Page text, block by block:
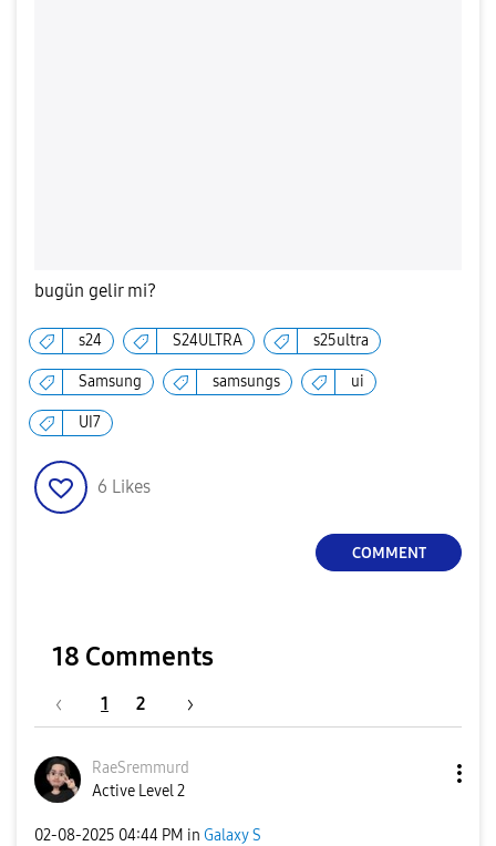
bugün gelir mi?
s24 S24ULTRA s25ultra
Samsung samsungs ui
UI7
6 Likes
COMMENT
18 Comments
1 2
RaeSremmurd
Active Level 2
‎02-08-2025 04:44 PM in Galaxy S